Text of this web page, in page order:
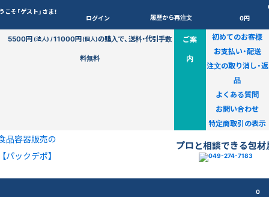
こそ「ゲスト」さま！
ログイン 履歴から再注文
0円
5500円(法人) /11000円(個人)の購入で、送料・代引手数
料無料
ご案
内
初めてのお客様
お支払い・配送
注文の取り消し・返
品
よくある質問
お問い合わせ
特定商取引の表示
品容器販売の
【パックデポ】
プロと相談できる包材
0